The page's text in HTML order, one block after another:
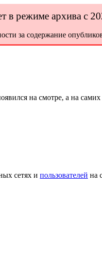
в режиме архива с
за содержание
на смотре, а на
сетях и пользователей на